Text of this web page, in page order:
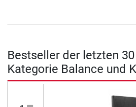
Bestseller der letzten
Kategorie Balance und